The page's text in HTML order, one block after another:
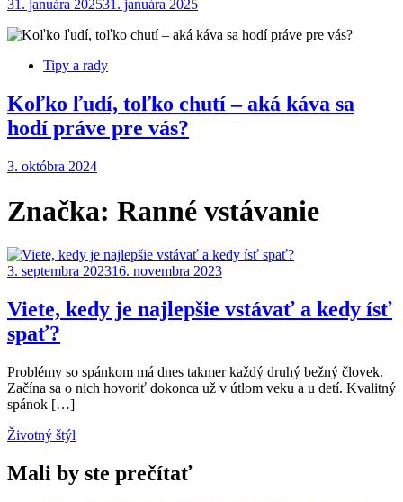
31. januára 202531. januára 2025
Tipy a rady
Koľko ľudí, toľko chutí – aká káva sa
hodí práve pre vás?
3. októbra 2024
Značka: Ranné vstávanie
3. septembra 202316. novembra 2023
Viete, kedy je najlepšie vstávať a kedy ísť
spať?
Problémy so spánkom má dnes takmer každý druhý bežný človek.
Začína sa o nich hovoriť dokonca už v útlom veku a u detí. Kvalitný
spánok […]
Životný štýl
Mali by ste prečítať